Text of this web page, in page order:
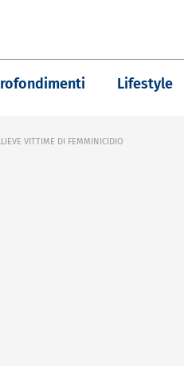
Lifestyle
VITTIME DI FEMMINICIDIO